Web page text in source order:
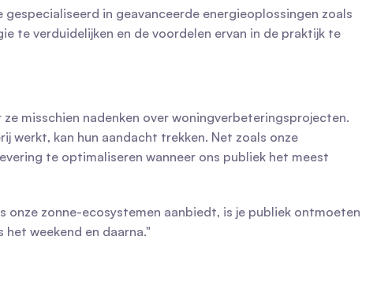
gespecialiseerd in geavanceerde energieoplossingen zoals
te verduidelijken en de voordelen ervan in de praktijk te
misschien nadenken over woningverbeteringsprojecten.
werkt, kan hun aandacht trekken. Net zoals onze
te optimaliseren wanneer ons publiek het meest
zonne-ecosystemen aanbiedt, is je publiek ontmoeten
weekend en daarna."